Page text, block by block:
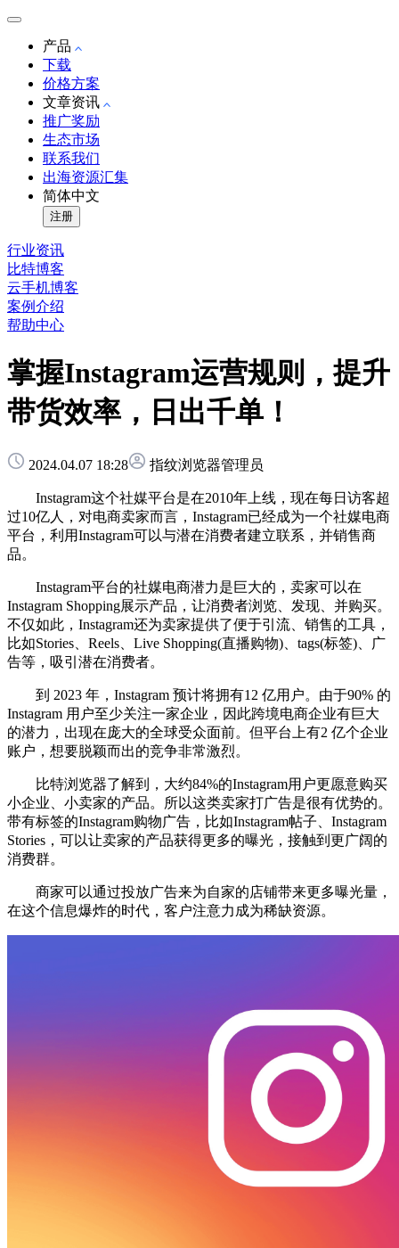
产品
下载
价格方案
文章资讯
推广奖励
生态市场
联系我们
出海资源汇集
简体中文
注册
行业资讯
比特博客
云手机博客
案例介绍
帮助中心
掌握Instagram运营规则，提升
带货效率，日出千单！
2024.04.07 18:28 指纹浏览器管理员
Instagram这个社媒平台是在2010年上线，现在每日访客超
过10亿人，对电商卖家而言，Instagram已经成为一个社媒电商
平台，利用Instagram可以与潜在消费者建立联系，并销售商
品。
Instagram平台的社媒电商潜力是巨大的，卖家可以在
Instagram Shopping展示产品，让消费者浏览、发现、并购买。
不仅如此，Instagram还为卖家提供了便于引流、销售的工具，
比如Stories、Reels、Live Shopping(直播购物)、tags(标签)、广
告等，吸引潜在消费者。
到 2023 年，Instagram 预计将拥有12 亿用户。由于90% 的
Instagram 用户至少关注一家企业，因此跨境电商企业有巨大
的潜力，出现在庞大的全球受众面前。但平台上有2 亿个企业
账户，想要脱颖而出的竞争非常激烈。
比特浏览器了解到，大约84%的Instagram用户更愿意购买
小企业、小卖家的产品。所以这类卖家打广告是很有优势的。
带有标签的Instagram购物广告，比如Instagram帖子、Instagram
Stories，可以让卖家的产品获得更多的曝光，接触到更广阔的
消费群。
商家可以通过投放广告来为自家的店铺带来更多曝光量，
在这个信息爆炸的时代，客户注意力成为稀缺资源。